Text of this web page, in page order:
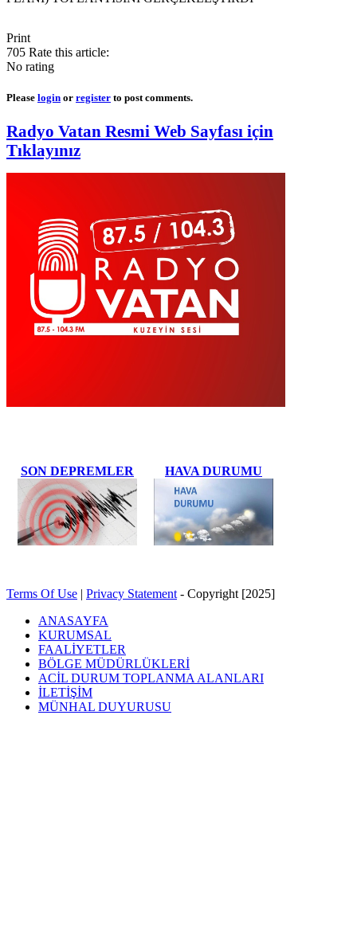
Print
705 Rate this article:
No rating
Please login or register to post comments.
Radyo Vatan Resmi Web Sayfası için
Tıklayınız
SON DEPREMLER HAVA DURUMU
Terms Of Use | Privacy Statement - Copyright [2025]
ANASAYFA
KURUMSAL
FAALİYETLER
BÖLGE MÜDÜRLÜKLERİ
ACİL DURUM TOPLANMA ALANLARI
İLETİŞİM
MÜNHAL DUYURUSU